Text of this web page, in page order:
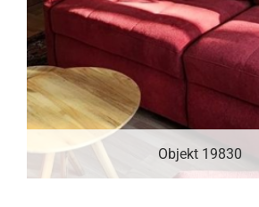
Objekt 19830